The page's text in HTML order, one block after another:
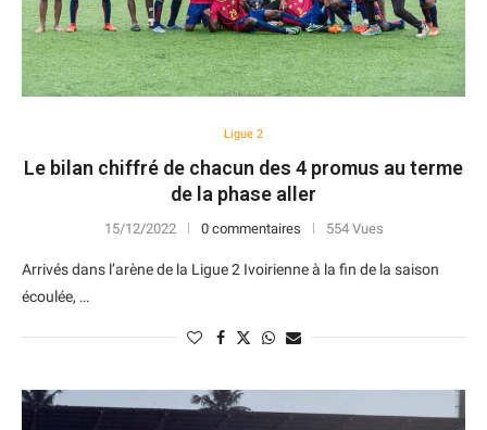
Ligue 2
Le bilan chiffré de chacun des 4 promus au terme
de la phase aller
15/12/2022 0 commentaires 554 Vues
Arrivés dans l’arène de la Ligue 2 Ivoirienne à la fin de la saison
écoulée, …